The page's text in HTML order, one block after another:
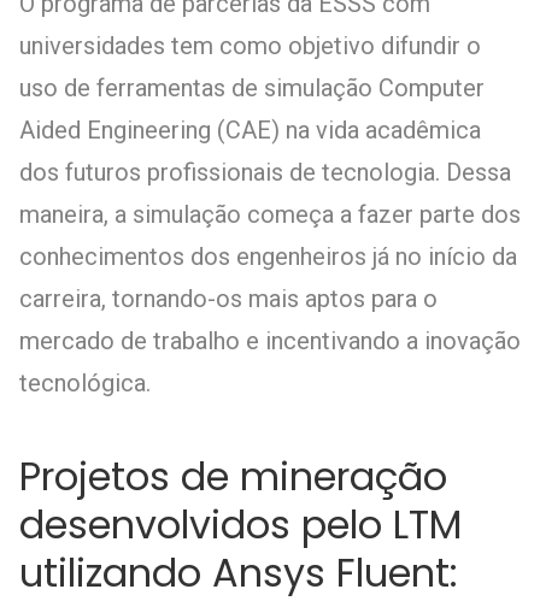
universidades tem como objetivo difundir o
uso de ferramentas de simulação Computer
Aided Engineering (CAE) na vida acadêmica
dos futuros profissionais de tecnologia. Dessa
maneira, a simulação começa a fazer parte dos
conhecimentos dos engenheiros já no início da
carreira, tornando-os mais aptos para o
mercado de trabalho e incentivando a inovação
tecnológica.
Projetos de mineração
desenvolvidos pelo LTM
utilizando Ansys Fluent: